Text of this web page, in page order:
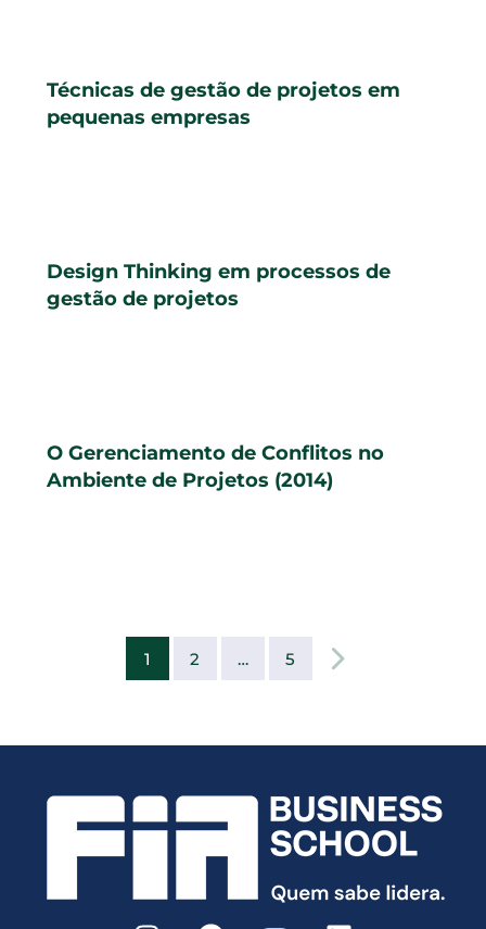
Técnicas de gestão de projetos em
pequenas empresas
Design Thinking em processos de
gestão de projetos
O Gerenciamento de Conflitos no
Ambiente de Projetos (2014)
1 2 … 5